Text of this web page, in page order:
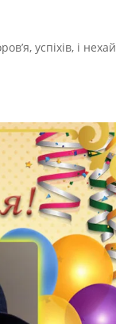
успіхів, і нехай